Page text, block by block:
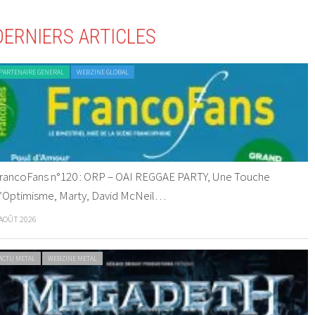
ARTICLES
GENERAL WEBZINE GLOBAL
n°120 : ORP – OAI REGGAE PARTY, Une Touche
Marty, David McNeil…
2026
METAL WEBZINE METAL